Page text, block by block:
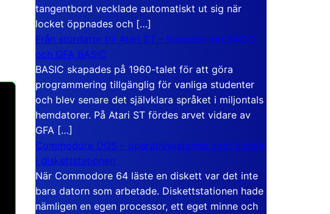
tangentbord vecklade automatiskt ut sig när
locket öppnades och […]
Från stordator till Atari ST – historien om BASIC
och GFA BASIC
BASIC skapades på 1960-talet för att göra
programmering tillgänglig för vanliga studenter
och blev senare det självklara språket i miljontals
hemdatorer. På Atari ST fördes arvet vidare av
GFA […]
Commodore DOS – operativsystemet som bodde
i diskettstationen
När Commodore 64 läste en diskett var det inte
bara datorn som arbetade. Diskettstationen hade
nämligen en egen processor, ett eget minne och